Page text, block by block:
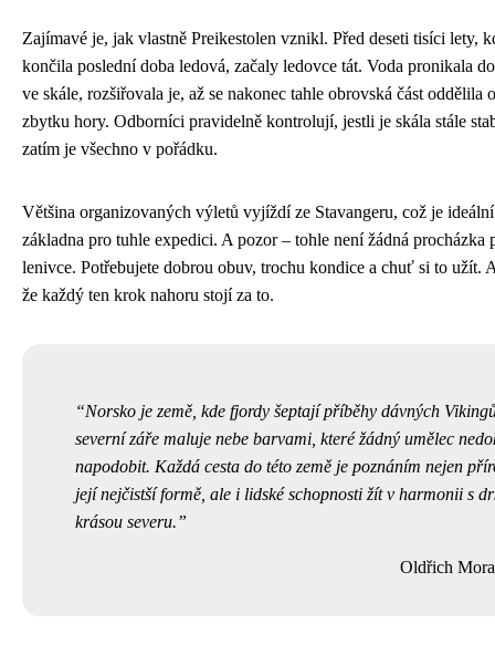
Zajímavé je, jak vlastně Preikestolen vznikl. Před deseti tisíci lety,
končila poslední doba ledová, začaly ledovce tát. Voda pronikala
ve skále, rozšiřovala je, až se nakonec tahle obrovská část oddělila
zbytku hory. Odborníci pravidelně kontrolují, jestli je skála stále
zatím je všechno v pořádku.
Většina organizovaných výletů vyjíždí ze Stavangeru, což je ideální
základna pro tuhle expedici. A pozor – tohle není žádná procházka
lenivce. Potřebujete dobrou obuv, trochu kondice a chuť si to užít.
že každý ten krok nahoru stojí za to.
Norsko je země, kde fjordy šeptají příběhy dávných
severní záře maluje nebe barvami, které žádný umělec
napodobit. Každá cesta do této země je poznáním nejen
její nejčistší formě, ale i lidské schopnosti žít v harmonii s
krásou severu.
Oldřich